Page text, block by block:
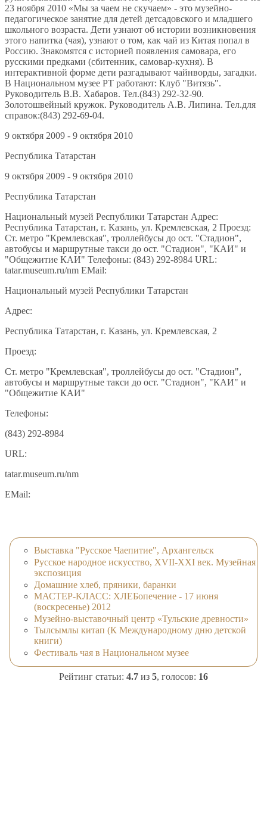
23 ноября 2010 «Мы за чаем не скучаем» - это музейно-
педагогическое занятие для детей детсадовского и младшего
школьного возраста. Дети узнают об истории возникновения
этого напитка (чая), узнают о том, как чай из Китая попал в
Россию. Знакомятся с историей появления самовара, его
русскими предками (сбитенник, самовар-кухня). В
интерактивной форме дети разгадывают чайнворды, загадки.
В Национальном музее РТ работают: Клуб "Витязь".
Руководитель В.В. Хабаров. Тел.(843) 292-32-90.
Золотошвейный кружок. Руководитель А.В. Липина. Тел.для
справок:(843) 292-69-04.
9 октября 2009 - 9 октября 2010
Республика Татарстан
9 октября 2009 - 9 октября 2010
Республика Татарстан
Национальный музей Республики Татарстан Адрес:
Республика Татарстан, г. Казань, ул. Кремлевская, 2 Проезд:
Ст. метро "Кремлевская", троллейбусы до ост. "Стадион",
автобусы и маршрутные такси до ост. "Стадион", "КАИ" и
"Общежитие КАИ" Телефоны: (843) 292-8984 URL:
tatar.museum.ru/nm EMail:
Национальный музей Республики Татарстан
Адрес:
Республика Татарстан, г. Казань, ул. Кремлевская, 2
Проезд:
Ст. метро "Кремлевская", троллейбусы до ост. "Стадион",
автобусы и маршрутные такси до ост. "Стадион", "КАИ" и
"Общежитие КАИ"
Телефоны:
(843) 292-8984
URL:
tatar.museum.ru/nm
EMail:
Выставка "Русское Чаепитие", Архангельск
Русское народное искусство, XVII-XXI век. Музейная
экспозиция
Домашние хлеб, пряники, баранки
МАСТЕР-КЛАСС: ХЛЕБопечение - 17 июня
(воскресенье) 2012
Музейно-выставочный центр «Тульские древности»
Тылсымлы китап (К Международному дню детской
книги)
Фестиваль чая в Национальном музее
Рейтинг статьи: 4.7 из 5, голосов: 16